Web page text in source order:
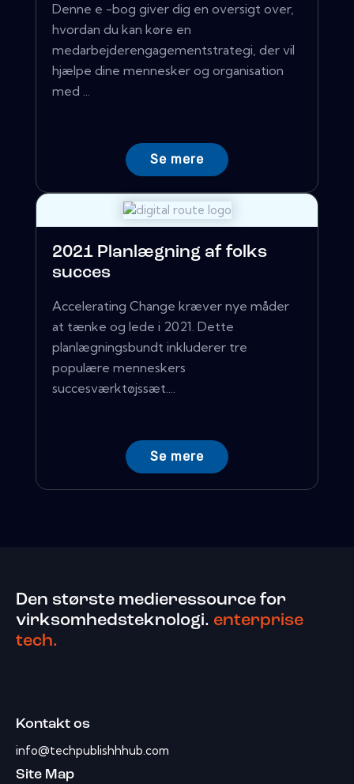
Denne e -bog giver dig en oversigt over,
hvordan du kan køre en
medarbejderengagementstrategi, der vil
hjælpe dine mennesker og organisation
med ...
Se mere
2021 Planlægning af folks
succes
Accelerating Change kræver nye måder
at tænke og lede i 2021. Dette
planlægningsbundt inkluderer tre
populære menneskers
succesværktøjssæt....
Se mere
Den største medieressource for
virksomhedsteknologi. enterprise
tech.
Kontakt os
info@techpublishhhub.com
Site Map